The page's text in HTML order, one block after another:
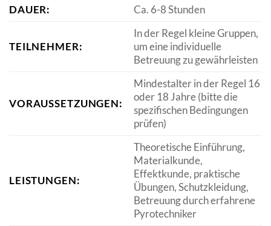
DAUER:
Ca. 6-8 Stunden
TEILNEHMER:
In der Regel kleine Gruppen,
um eine individuelle
Betreuung zu gewährleisten
VORAUSSETZUNGEN:
Mindestalter in der Regel 16
oder 18 Jahre (bitte die
spezifischen Bedingungen
prüfen)
LEISTUNGEN:
Theoretische Einführung,
Materialkunde,
Effektkunde, praktische
Übungen, Schutzkleidung,
Betreuung durch erfahrene
Pyrotechniker